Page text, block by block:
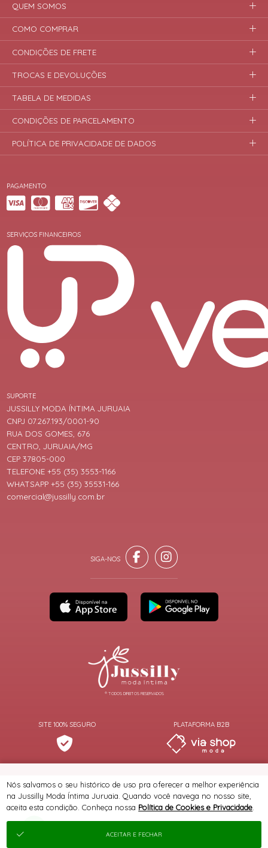
PAGAMENTO
SERVIÇOS FINANCEIROS
SITE 100% SEGURO PLATAFORMA B2B
SUPORTE
JUSSILLY MODA ÍNTIMA JURUAIA
CNPJ 07.267.193/0001-90
RUA DOS GOMES, 676
CENTRO, JURUAIA/MG
CEP 37805-000
TELEFONE +55 (35) 3553-1166
WHATSAPP +55 (35) 35531-166
comercial@jussilly.com.br
QUEM SOMOS
COMO COMPRAR
CONDIÇÕES DE FRETE
TROCAS E DEVOLUÇÕES
TABELA DE MEDIDAS
CONDIÇÕES DE PARCELAMENTO
POLÍTICA DE PRIVACIDADE DE DADOS
® TODOS DIREITOS RESERVADOS
Nós salvamos o seu histórico de uso pra oferecer a melhor experiência
na Jussilly Moda Íntima Juruaia. Quando você navega no nosso site,
aceita esta condição. Conheça nossa Política de Cookies e Privacidade
ACEITAR E FECHAR